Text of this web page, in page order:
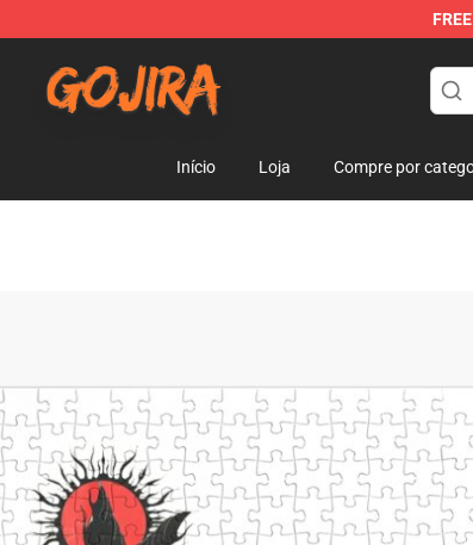
FREE
Início Loja Compre por